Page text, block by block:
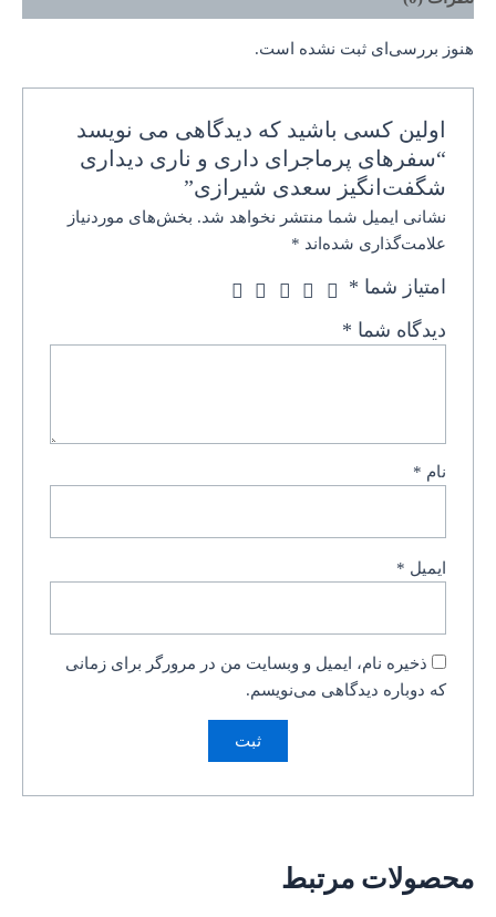
هنوز بررسی‌ای ثبت نشده است.
اولین کسی باشید که دیدگاهی می نویسد
“سفرهای پرماجرای داری و ناری دیداری
شگفت‌انگیز سعدی شیرازی”
نشانی ایمیل شما منتشر نخواهد شد. بخش‌های موردنیاز
علامت‌گذاری شده‌اند *
امتیاز شما *
دیدگاه شما *
نام *
ایمیل *
ذخیره نام، ایمیل و وبسایت من در مرورگر برای زمانی
که دوباره دیدگاهی می‌نویسم.
محصولات مرتبط